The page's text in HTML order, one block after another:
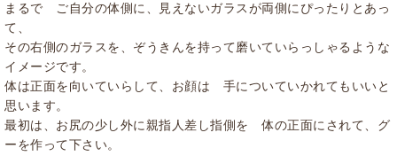
まるで ご自分の体側に、見えないガラスが両側にぴったりとあっ
て、
その右側のガラスを、ぞうきんを持って磨いていらっしゃるような
イメージです。
体は正面を向いていらして、お顔は 手についていかれてもいいと
思います。
最初は、お尻の少し外に親指人差し指側を 体の正面にされて、グ
ーを作って下さい。